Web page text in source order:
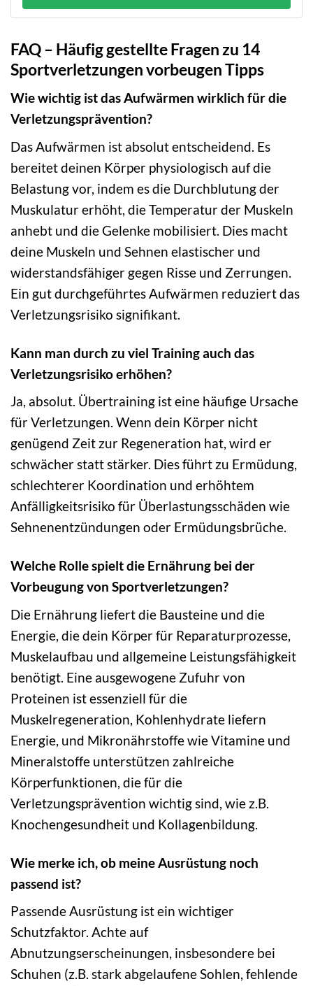
FAQ – Häufig gestellte Fragen zu 14
Sportverletzungen vorbeugen Tipps
Wie wichtig ist das Aufwärmen wirklich für die
Verletzungsprävention?
Das Aufwärmen ist absolut entscheidend. Es
bereitet deinen Körper physiologisch auf die
Belastung vor, indem es die Durchblutung der
Muskulatur erhöht, die Temperatur der Muskeln
anhebt und die Gelenke mobilisiert. Dies macht
deine Muskeln und Sehnen elastischer und
widerstandsfähiger gegen Risse und Zerrungen.
Ein gut durchgeführtes Aufwärmen reduziert das
Verletzungsrisiko signifikant.
Kann man durch zu viel Training auch das
Verletzungsrisiko erhöhen?
Ja, absolut. Übertraining ist eine häufige Ursache
für Verletzungen. Wenn dein Körper nicht
genügend Zeit zur Regeneration hat, wird er
schwächer statt stärker. Dies führt zu Ermüdung,
schlechterer Koordination und erhöhtem
Anfälligkeitsrisiko für Überlastungsschäden wie
Sehnenentzündungen oder Ermüdungsbrüche.
Welche Rolle spielt die Ernährung bei der
Vorbeugung von Sportverletzungen?
Die Ernährung liefert die Bausteine und die
Energie, die dein Körper für Reparaturprozesse,
Muskelaufbau und allgemeine Leistungsfähigkeit
benötigt. Eine ausgewogene Zufuhr von
Proteinen ist essenziell für die
Muskelregeneration, Kohlenhydrate liefern
Energie, und Mikronährstoffe wie Vitamine und
Mineralstoffe unterstützen zahlreiche
Körperfunktionen, die für die
Verletzungsprävention wichtig sind, wie z.B.
Knochengesundheit und Kollagenbildung.
Wie merke ich, ob meine Ausrüstung noch
passend ist?
Passende Ausrüstung ist ein wichtiger
Schutzfaktor. Achte auf
Abnutzungserscheinungen, insbesondere bei
Schuhen (z.B. stark abgelaufene Sohlen, fehlende